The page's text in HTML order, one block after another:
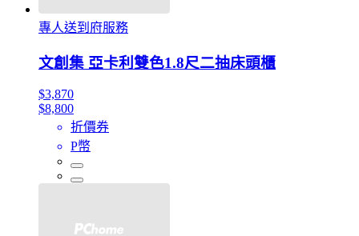
專人送到府服務
文創集 亞卡利雙色1.8尺二抽床頭櫃
$3,870
$8,800
折價券
P幣